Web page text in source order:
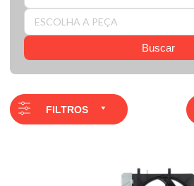
ESCOLHA A PEÇA
Buscar
FILTROS